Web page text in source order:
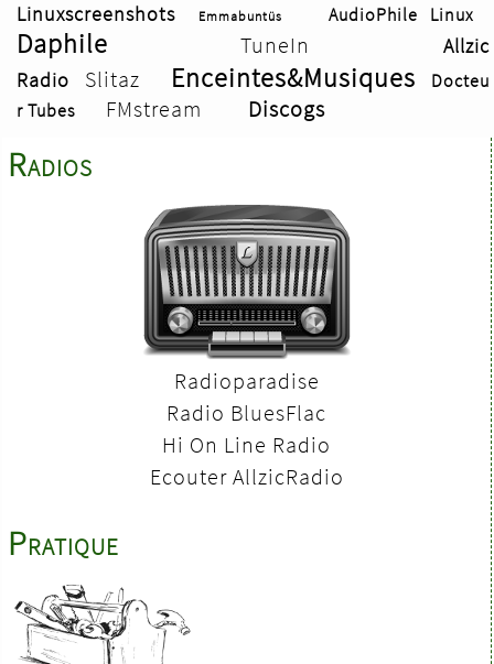
Radios
Radioparadise
Radio BluesFlac
Hi On Line Radio
Ecouter AllzicRadio
Pratique
Linuxscreenshots Emmabuntüs AudioPhile Linux
Daphile TuneIn
Allzic
Radio
Slitaz Enceintes&Musiques
Docteu
r Tubes
FMstream Discogs